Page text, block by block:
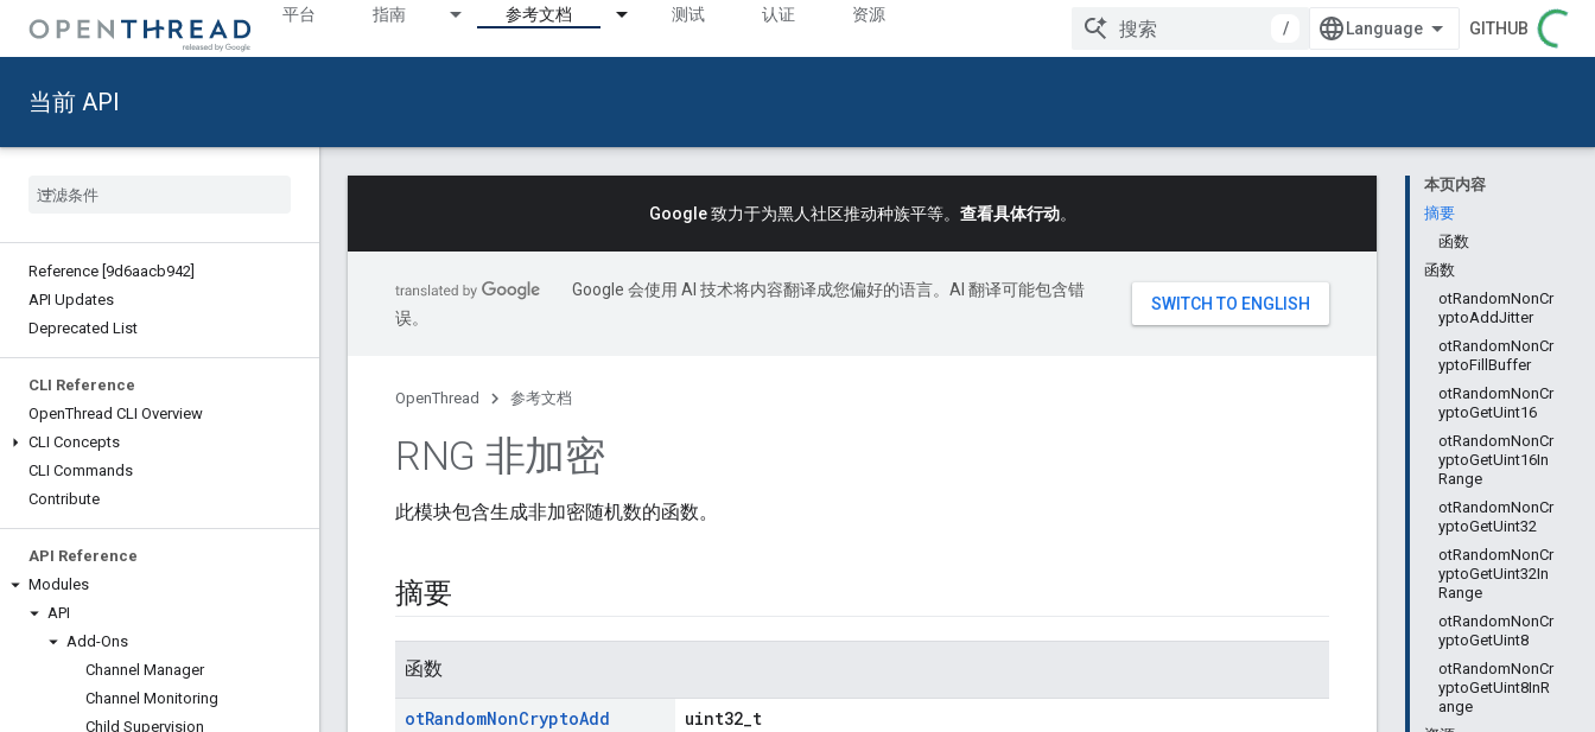
平台 指南 参考文档 测试 认证 资源
/ GITHUB
当前 API
Reference [9d6aacb942]
API Updates
Deprecated List
CLI Reference
OpenThread CLI Overview
CLI Concepts
CLI Commands
Contribute
API Reference
Modules
API
Add-Ons
Channel Manager
Channel Monitoring
Child Supervision
本页内容
摘要
函数
函数
otRandomNonCr
yptoAddJitter
otRandomNonCr
yptoFillBuffer
otRandomNonCr
yptoGetUint16
otRandomNonCr
yptoGetUint16In
Range
otRandomNonCr
yptoGetUint32
otRandomNonCr
yptoGetUint32In
Range
otRandomNonCr
yptoGetUint8
otRandomNonCr
yptoGetUint8InR
ange
Google 致力于为黑人社区推动种族平等。 查看具体行动。
Google 会使用 AI 技术将内容翻译成您偏好的语言。AI 翻译可能包含错
误。
OpenThread 参考文档
RNG 非加密
此模块包含生成非加密随机数的函数。
摘要
函数
otRandomNonCryptoAdd
uint32_t